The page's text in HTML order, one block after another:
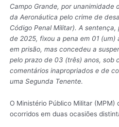
Campo Grande, por unanimidade
da Aeronáutica pelo crime de
Código Penal Militar). A
de 2025, fixou a pena em 01
em prisão, mas concedeu a
pelo prazo de 03 (três) anos, sob
comentários inapropriados e de
uma Segunda Tenente.
O Ministério Público Militar
ocorridos em duas ocasiões